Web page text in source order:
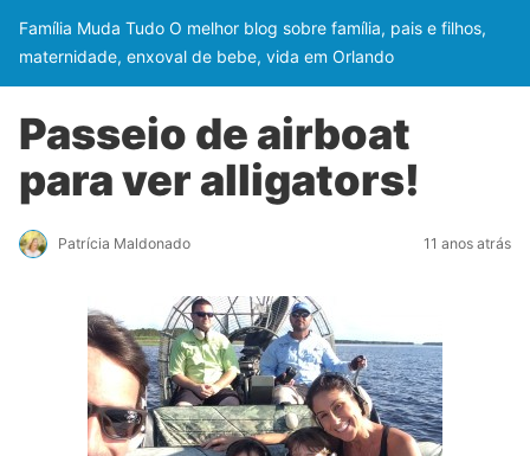
Família Muda Tudo O melhor blog sobre família, pais e filhos,
maternidade, enxoval de bebe, vida em Orlando
Passeio de airboat
para ver alligators!
Patrícia Maldonado 11 anos atrás